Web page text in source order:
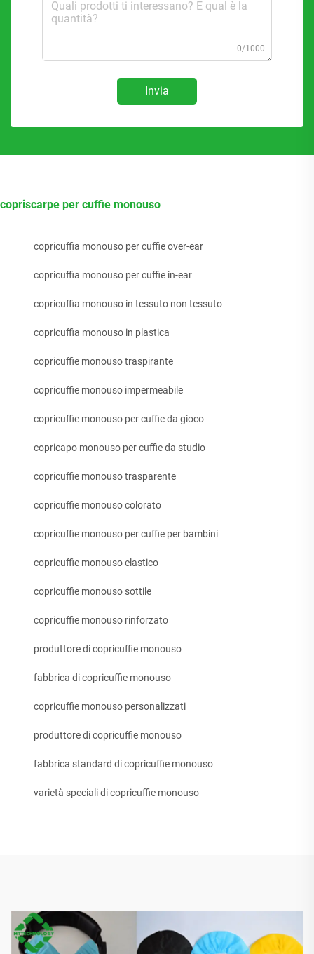
0/1000
Invia
copriscarpe per cuffie monouso
copricuffia monouso per cuffie over-ear
copricuffia monouso per cuffie in-ear
copricuffia monouso in tessuto non tessuto
copricuffia monouso in plastica
copricuffie monouso traspirante
copricuffie monouso impermeabile
copricuffie monouso per cuffie da gioco
copricapo monouso per cuffie da studio
copricuffie monouso trasparente
copricuffie monouso colorato
copricuffie monouso per cuffie per bambini
copricuffie monouso elastico
copricuffie monouso sottile
copricuffie monouso rinforzato
produttore di copricuffie monouso
fabbrica di copricuffie monouso
copricuffie monouso personalizzati
produttore di copricuffie monouso
fabbrica standard di copricuffie monouso
varietà speciali di copricuffie monouso